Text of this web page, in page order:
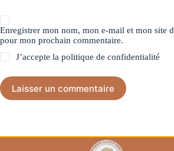
Enregistrer mon nom, mon e-mail et mon site
pour mon prochain commentaire.
J’accepte lapolitique de confidentialité
Laisser un commentaire